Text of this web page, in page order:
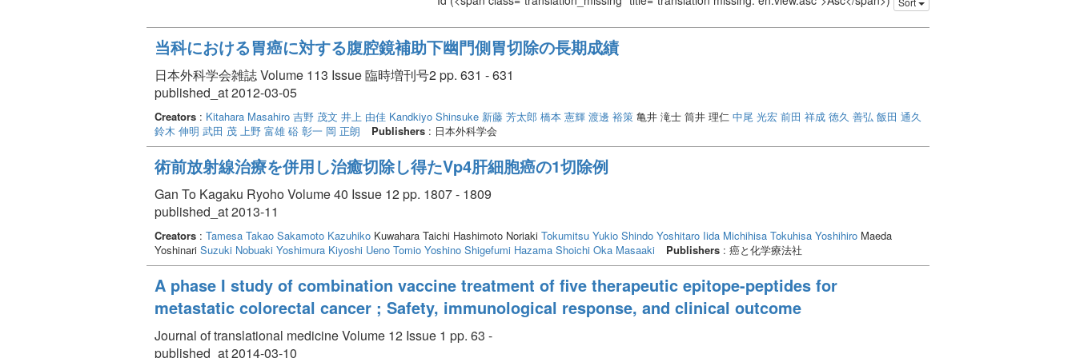
当科における胃癌に対する腹腔鏡補助下幽門側胃切除の長期成績
日本外科学会雑誌 Volume 113 Issue 臨時増刊号2 pp. 631 - 631
published_at 2012-03-05
Creators : Kitahara Masahiro 吉野 茂文 井上 由佳 Kandkiyo Shinsuke 新藤 芳太郎 橋本 憲輝 渡邊 裕策 亀井 滝士 筒井 理仁 中尾 光宏 前田 祥成 徳久 善弘 飯田 通久
鈴木 伸明 武田 茂 上野 富雄 硲 彰一 岡 正朗 Publishers : 日本外科学会
術前放射線治療を併用し治癒切除し得たVp4肝細胞癌の1切除例
Gan To Kagaku Ryoho Volume 40 Issue 12 pp. 1807 - 1809
published_at 2013-11
Creators : Tamesa Takao Sakamoto Kazuhiko Kuwahara Taichi Hashimoto Noriaki Tokumitsu Yukio Shindo Yoshitaro Iida Michihisa Tokuhisa Yoshihiro Maeda
Yoshinari Suzuki Nobuaki Yoshimura Kiyoshi Ueno Tomio Yoshino Shigefumi Hazama Shoichi Oka Masaaki Publishers : 癌と化学療法社
A phase I study of combination vaccine treatment of five therapeutic epitope-peptides for
metastatic colorectal cancer ; Safety, immunological response, and clinical outcome
Journal of translational medicine Volume 12 Issue 1 pp. 63 -
published_at 2014-03-10